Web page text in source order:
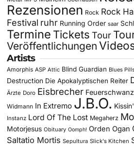
Rezensionen Rock Rock
Festival ruhr Running Order saar
Termine Tickets Tour
Veröffentlichungen
Artists
Amorphis ASP Attic Blind Guardian Blues
Destruction Die Apokalyptischen Reiter
Ärzte Doro Eisbrecher Feuerschwanz
Widmann In Extremo J.B.O.
Instanz Lord Of The Lost Megaherz
Motorjesus Obituary Oomph! Orden Ogan
Saltatio Mortis Sepultura Slick's Kitchen